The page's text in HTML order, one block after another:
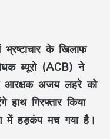
के खिलाफ
ब्यूरो (ACB) ने
आरक्षक अजय लहरे को
गिरफ्तार किया
में हड़कंप मच गया है।